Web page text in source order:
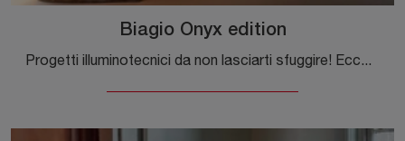
Biagio Onyx edition
Progetti illuminotecnici da non lasciarti sfuggire! Eccoti la lampada da tavolo Biagio Onyx edition di Flos.